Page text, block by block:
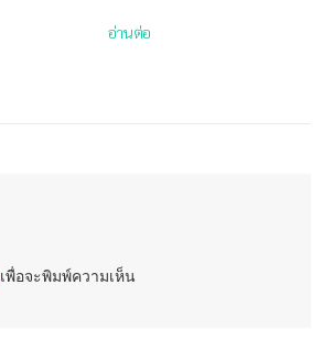
อ่านต่อ
เพื่อจะพิมพ์ความเห็น